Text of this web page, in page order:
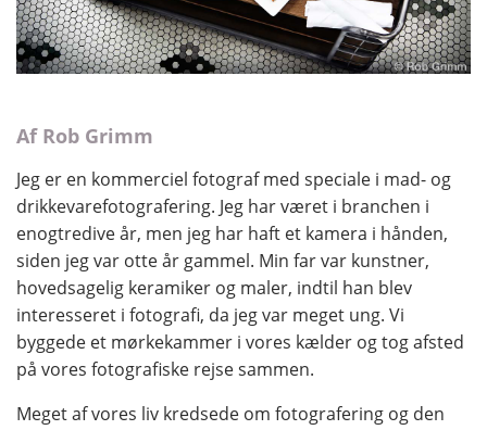
Af Rob Grimm
Jeg er en kommerciel fotograf med speciale i mad- og
drikkevarefotografering. Jeg har været i branchen i
enogtredive år, men jeg har haft et kamera i hånden,
siden jeg var otte år gammel. Min far var kunstner,
hovedsagelig keramiker og maler, indtil han blev
interesseret i fotografi, da jeg var meget ung. Vi
byggede et mørkekammer i vores kælder og tog afsted
på vores fotografiske rejse sammen.
Meget af vores liv kredsede om fotografering og den